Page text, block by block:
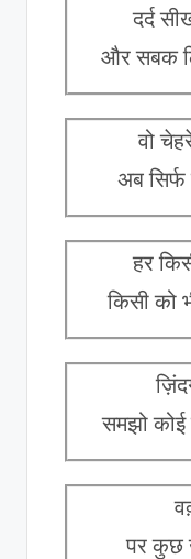
दर्द
और सबक
वो
अब
हर
किसी को
समझो
पर कुछ